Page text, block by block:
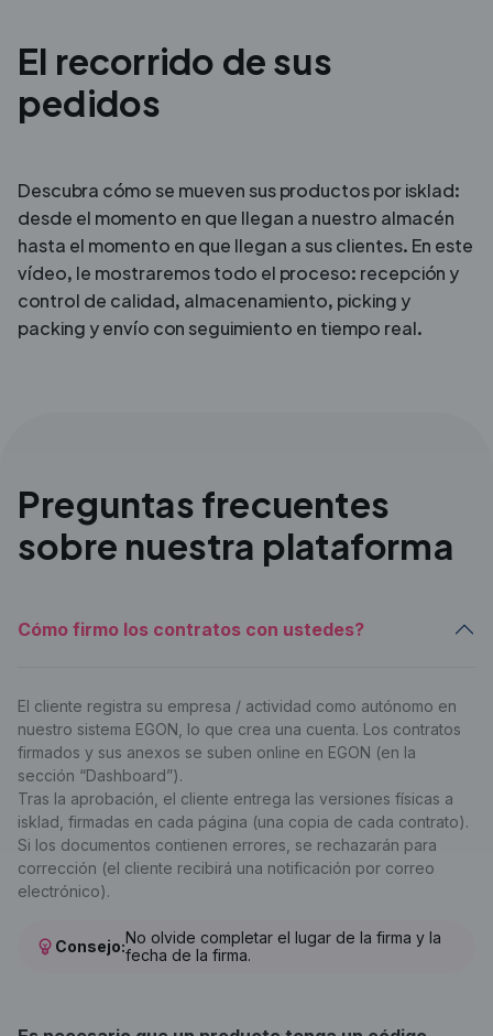
El recorrido de sus
pedidos
Descubra cómo se mueven sus productos por isklad:
desde el momento en que llegan a nuestro almacén
hasta el momento en que llegan a sus clientes. En este
vídeo, le mostraremos todo el proceso: recepción y
control de calidad, almacenamiento, picking y
packing yenvío con seguimiento en tiempo real.
Preguntas frecuentes
sobre nuestra plataforma
Cómo firmo los contratos con ustedes?
El cliente registra su empresa / actividad como autónomo en
nuestro sistema EGON, lo que crea una cuenta. Los contratos
firmados y sus anexos se suben online en EGON (en la
sección “Dashboard”).
Tras la aprobación, el cliente entrega las versiones físicas a
isklad, firmadas en cada página (una copia de cada contrato).
Si los documentos contienen errores, se rechazarán para
corrección (el cliente recibirá una notificación por correo
electrónico).
Consejo:No olvide completar el lugar de la firma y la
fecha de la firma.